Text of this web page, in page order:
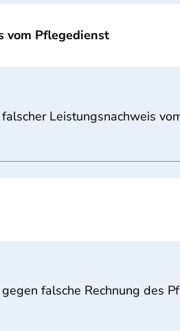
vom Pflegedienst
Leistungsnachweis
falsche Rechnung des